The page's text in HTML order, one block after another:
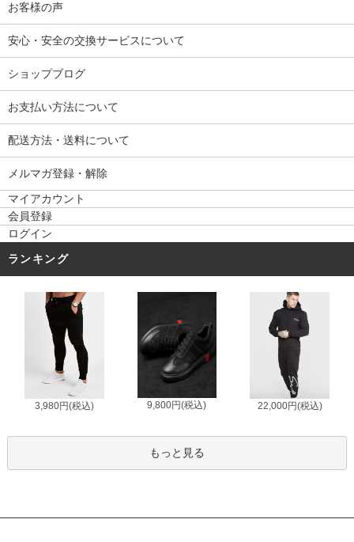
お客様の声
安心・安全の交換サービスについて
ショップブログ
お支払い方法について
配送方法・送料について
メルマガ登録・解除
マイアカウント
会員登録
ログイン
ランキング
3,980円(税込) 9,800円(税込) 22,000円(税込)
もっと見る